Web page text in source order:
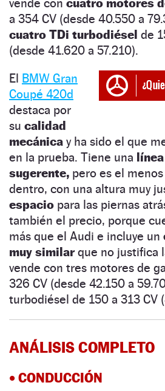
a 354 CV (desde 40.550 a
cuatro TDi turbodiésel de
(desde 41.620 a 57.210).
El BMW Gran
Coupé 420d
destaca por
su calidad
mecánica y ha sido el que
en la prueba. Tiene una
sugerente, pero es el
dentro, con una altura muy
espacio para las piernas
también el precio, porque
más que el Audi e incluye un
muy similarque no justifica
vende con tres motores de
326 CV (desde 42.150 a
turbodiésel de 150 a 313 CV
ANÁLISIS COMPLETO
• CONDUCCIÓN